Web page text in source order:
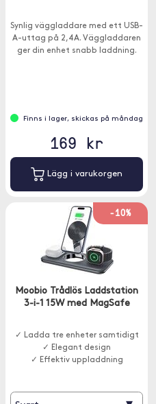
Synlig väggladdare med ett USB-
A-uttag på 2,4A. Väggladdaren
ger din enhet snabb laddning.
Finns i lager, skickas på måndag
169 kr
Lägg i varukorgen
-10%
Moobio Trådlös Laddstation
3-i-1 15W med MagSafe
✓ Ladda tre enheter samtidigt
✓ Elegant design
✓ Effektiv uppladdning